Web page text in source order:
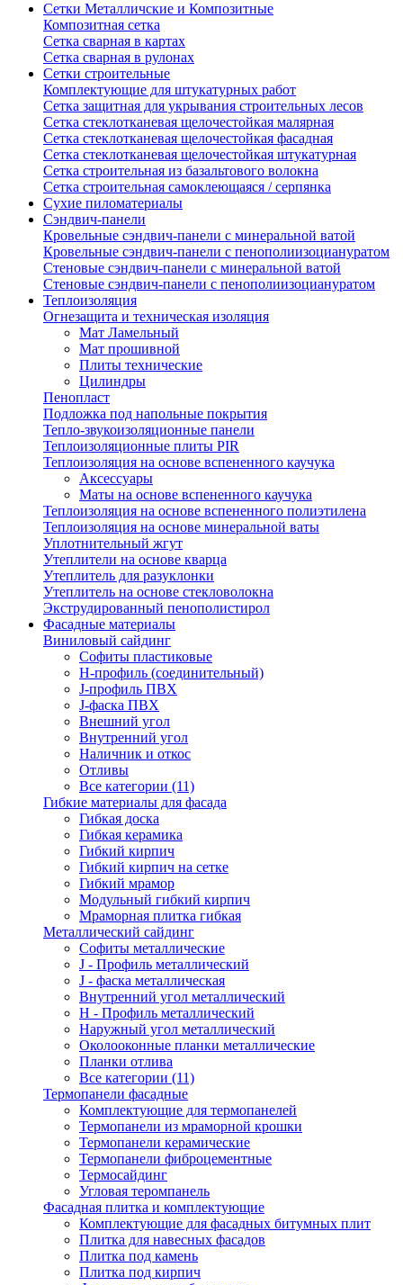
Сетки Металличские и Композитные
Композитная сетка
Сетка сварная в картах
Сетка сварная в рулонах
Сетки строительные
Комплектующие для штукатурных работ
Сетка защитная для укрывания строительных лесов
Сетка стеклотканевая щелочестойкая малярная
Сетка стеклотканевая щелочестойкая фасадная
Сетка стеклотканевая щелочестойкая штукатурная
Сетка строительная из базальтового волокна
Сетка строительная самоклеющаяся / серпянка
Сухие пиломатериалы
Сэндвич-панели
Кровельные сэндвич-панели с минеральной ватой
Кровельные сэндвич-панели с пенополиизоциануратом
Стеновые сэндвич-панели с минеральной ватой
Стеновые сэндвич-панели с пенополиизоциануратом
Теплоизоляция
Огнезащита и техническая изоляция
Мат Ламельный
Мат прошивной
Плиты технические
Цилиндры
Пенопласт
Подложка под напольные покрытия
Тепло-звукоизоляционные панели
Теплоизоляционные плиты PIR
Теплоизоляция на основе вспененного каучука
Аксессуары
Маты на основе вспененного каучука
Теплоизоляция на основе вспененного полиэтилена
Теплоизоляция на основе минеральной ваты
Уплотнительный жгут
Утеплители на основе кварца
Утеплитель для разуклонки
Утеплитель на основе стекловолокна
Экструдированный пенополистирол
Фасадные материалы
Виниловый сайдинг
Cофиты пластиковые
H-профиль (соединительный)
J-профиль ПВХ
J-фаска ПВХ
Внешний угол
Внутренний угол
Наличник и откос
Отливы
Все категории (11)
Гибкие материалы для фасада
Гибкая доска
Гибкая керамика
Гибкий кирпич
Гибкий кирпич на сетке
Гибкий мрамор
Модульный гибкий кирпич
Мраморная плитка гибкая
Металлический сайдинг
Cофиты металлические
J - Профиль металлический
J - фаска металлическая
Внутренний угол металлический
Н - Профиль металлический
Наружный угол металлический
Околооконные планки металлические
Планки отлива
Все категории (11)
Термопанели фасадные
Комплектующие для термопанелей
Термопанели из мраморной крошки
Термопанели керамические
Термопанели фиброцементные
Термосайдинг
Угловая теромпанель
Фасадная плитка и комплектующие
Комплектующие для фасадных битумных плит
Плитка для навесных фасадов
Плитка под камень
Плитка под кирпич